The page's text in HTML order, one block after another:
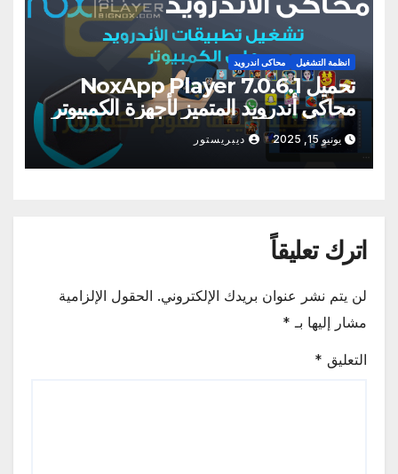
انظمة التشغيل محاكى اندرويد
تحميل NoxApp Player 7.0.6.1
محاكي أندرويد المتميز لأجهزة الكمبيوتر
الشخصية وأجهزة ماك
يونيو 15, 2025 ديبريستور
اترك تعليقاً
لن يتم نشر عنوان بريدك الإلكتروني. الحقول الإلزامية
مشار إليها بـ *
التعليق *